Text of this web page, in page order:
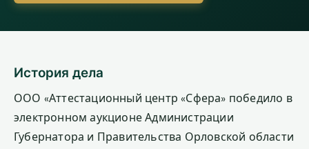
История дела
ООО «Аттестационный центр «Сфера» победило в
электронном аукционе Администрации
Губернатора и Правительства Орловской области